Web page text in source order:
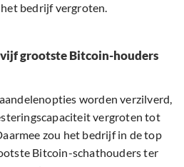
bedrijf vergroten.
grootste Bitcoin-houders
worden verzilverd,
vergroten tot
zou het bedrijf in de top
Bitcoin-schathouders ter